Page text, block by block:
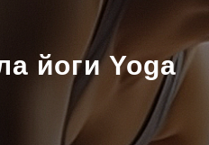
йоги Yoga